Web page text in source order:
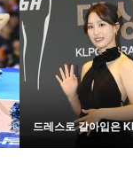
스포츠 포토